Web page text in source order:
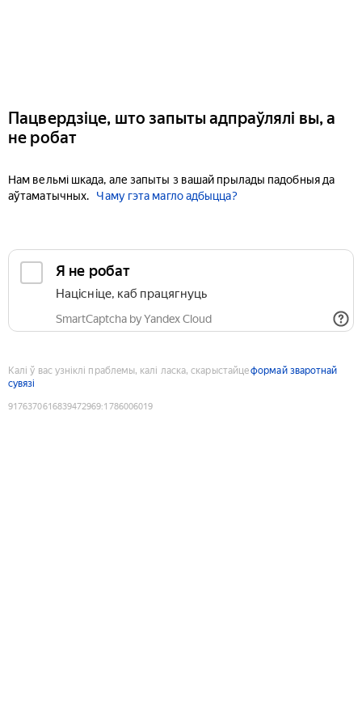
Пацвердзіце, што запыты адпраўлялі вы, а
не робат
Нам вельмі шкада, але запыты з вашай прылады падобныя да
аўтаматычных.
Чаму гэта магло адбыцца?
Я не робат
Націсніце, каб працягнуць
SmartCaptcha by Yandex Cloud
Калі ў вас узніклі праблемы, калі ласка, скарыстайцеформай зваротнай
сувязі
9176370616839472969:1786006019